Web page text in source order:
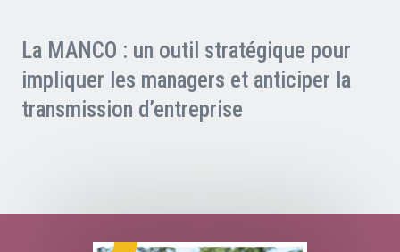
La MANCO : un outil stratégique pour
impliquer les managers et anticiper la
transmission d’entreprise